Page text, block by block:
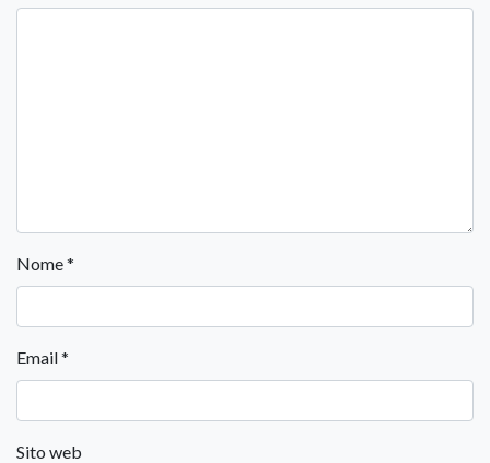
Nome*
Email*
Sito web